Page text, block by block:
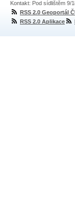
Kontakt: Pod sídlištěm 9/
RSS 2.0 Geoportál
RSS 2.0 Aplikace